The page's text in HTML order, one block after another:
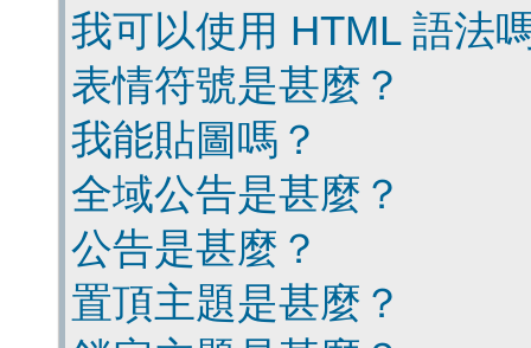
我可以使用 HTML 語法
表情符號是甚麼？
我能貼圖嗎？
全域公告是甚麼？
公告是甚麼？
置頂主題是甚麼？